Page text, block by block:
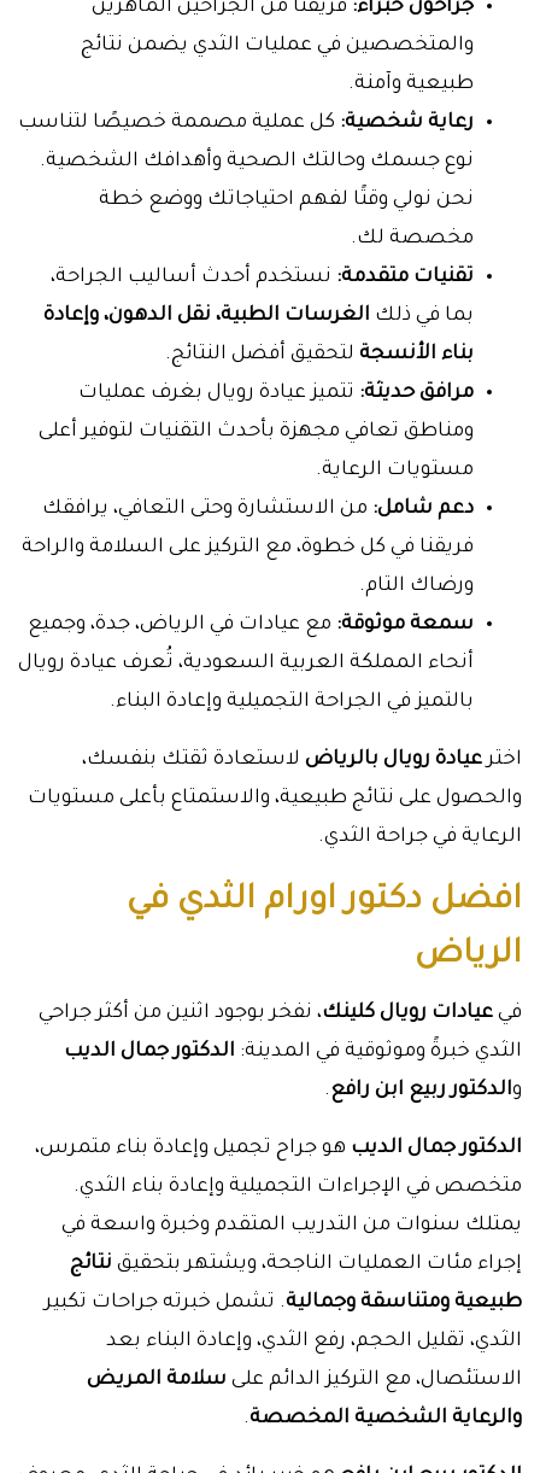
جراحون خبراء: فريقنا من الجراحين الماهرين
والمتخصصين في عمليات الثدي يضمن نتائج
طبيعية وآمنة.
رعاية شخصية: كل عملية مصممة خصيصًا لتناسب
نوع جسمك وحالتك الصحية وأهدافك الشخصية.
نحن نولي وقتًا لفهم احتياجاتك ووضع خطة
مخصصة لك.
تقنيات متقدمة: نستخدم أحدث أساليب الجراحة،
بما في ذلك الغرسات الطبية، نقل الدهون، وإعادة
بناء الأنسجة لتحقيق أفضل النتائج.
مرافق حديثة: تتميز عيادة رويال بغرف عمليات
ومناطق تعافي مجهزة بأحدث التقنيات لتوفير أعلى
مستويات الرعاية.
دعم شامل: من الاستشارة وحتى التعافي، يرافقك
فريقنا في كل خطوة، مع التركيز على السلامة والراحة
ورضاك التام.
سمعة موثوقة: مع عيادات في الرياض، جدة، وجميع
أنحاء المملكة العربية السعودية، تُعرف عيادة رويال
بالتميز في الجراحة التجميلية وإعادة البناء.
اخترعيادة رويال بالرياض لاستعادة ثقتك بنفسك،
والحصول على نتائج طبيعية، والاستمتاع بأعلى مستويات
الرعاية في جراحة الثدي.
افضل دكتور اورام الثدي في
الرياض
في عيادات رويال كلينك، نفخر بوجود اثنين من أكثر جراحي
الثدي خبرةً وموثوقية في المدينة: الدكتور جمال الديب
والدكتور ربيع ابن رافع.
الدكتور جمال الديب هو جراح تجميل وإعادة بناء متمرس،
متخصص في الإجراءات التجميلية وإعادة بناء الثدي.
يمتلك سنوات من التدريب المتقدم وخبرة واسعة في
إجراء مئات العمليات الناجحة، ويشتهر بتحقيق نتائج
طبيعية ومتناسقة وجمالية. تشمل خبرته جراحات تكبير
الثدي، تقليل الحجم، رفع الثدي، وإعادة البناء بعد
الاستئصال، مع التركيز الدائم على سلامة المريض
والرعاية الشخصية المخصصة.